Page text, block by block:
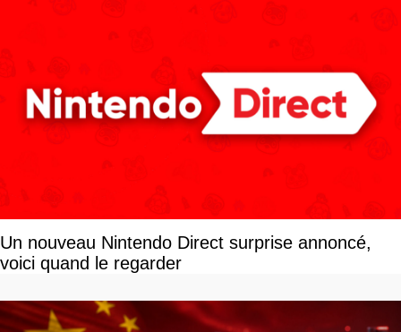
Un nouveau Nintendo Direct surprise annoncé,
voici quand le regarder